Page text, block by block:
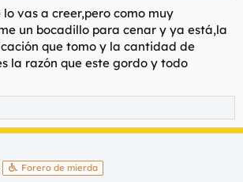
lo vas a creer,pero como muy
un bocadillo para cenar y ya está,la
que tomo y la cantidad de
la razón que este gordo y todo
Forero de mierda